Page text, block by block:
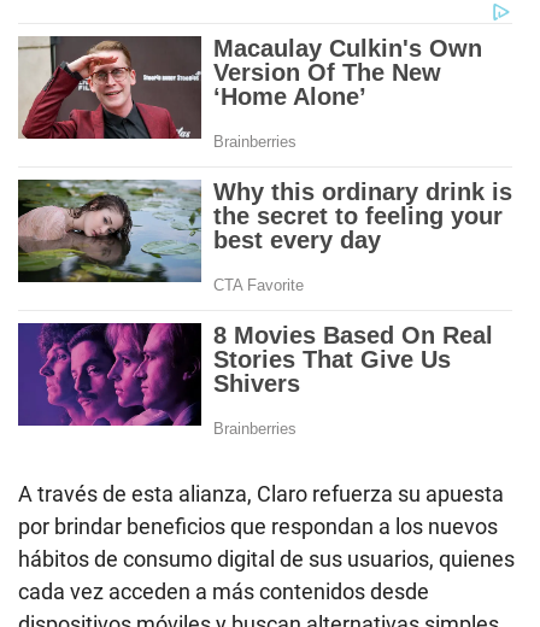
A través de esta alianza, Claro refuerza su apuesta
por brindar beneficios que respondan a los nuevos
hábitos de consumo digital de sus usuarios, quienes
cada vez acceden a más contenidos desde